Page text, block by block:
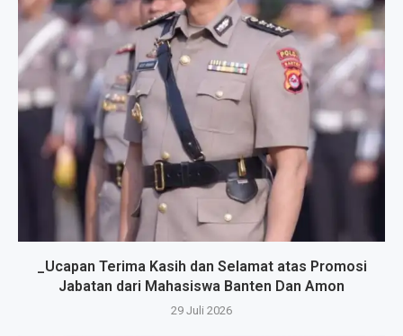
_Ucapan Terima Kasih dan Selamat atas Promosi
Jabatan dari Mahasiswa Banten Dan Amon
29 Juli 2026